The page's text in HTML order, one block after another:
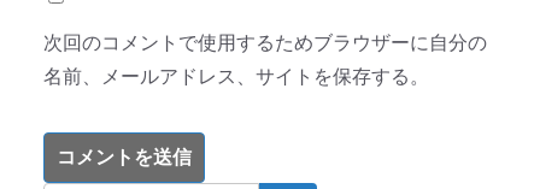
次回のコメントで使用するためブラウザーに自分の
名前、メールアドレス、サイトを保存する。